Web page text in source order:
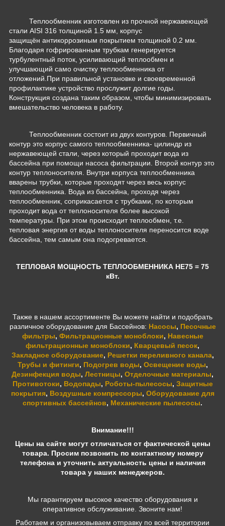
Теплообменник изготовлен из прочной нержавеющей
стали AISI 316 толщиной 1.5 мм, корпус
защищён антикоррозиным покрытием толщиной 0.2 мм.
Благодаря гофрированным трубкам генерируется
турбулентный поток, усиливающий теплообмен и
улучшающий само очистку теплообменника от
отложений.При правильной установке и своевременной
профилактике устройство прослужит долгие годы.
Конструкция создана таким образом, чтобы минимизировать
вмешательство человека в работу.
Теплообменник состоит из двух контуров. Первичный
контур это корпус самого теплообменника- цилиндр из
нержавеющей стали, через который проходит вода из
бассейна при помощи насоса фильтрации. Второй контур это
контур теплоносителя. Внутри корпуса теплообменника
вварены трубки, которые проходят через весь корпус
теплообменника. Вода из бассейна, проходя через
теплообменник, соприкасается с трубками, по которым
проходит вода от теплоносителя более высокой
температуры. При этом происходит теплообмен, т.е.
тепловая энергия от воды теплоносителя переносится воде
бассейна, тем самым она подогревается.
ТЕПЛОВАЯ МОЩНОСТЬ ТЕПЛООБМЕННИКА HE75 = 75
кВт.
Также в нашем ассортименте Вы можете найти и подобрать
различное оборудование для Бассейнов: Насосы, Песочные
фильтры, Фильтрационные моноблоки, Навесные
фильтрационные моноблоки, Кварцевый песок,
Закладное оборудование, Решетки переливного канала,
Трубы и фитинги, Подогрев воды, Освещение воды,
Дезинфекция воды, Лестницы, Отделочные материалы,
Противотоки, Водопады, Роботы-пылесосы, Защитные
покрытия, Воздушные компрессоры, Оборудование для
спортивных бассейнов, Механические пылесосы.
Внимание!!!
Цены на сайте могут отличаться от фактической цены
товара. Просим позвонить по контактному номеру
телефона и уточнить актуальность цены и наличия
товара у наших менеджеров.
Мы гарантируем высокое качество оборудования и
оперативное обслуживание. Звоните нам!
Работаем и организовываем отправку по всей территории